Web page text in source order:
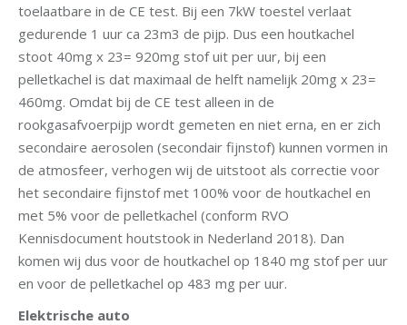
toelaatbare in de CE test. Bij een 7kW toestel verlaat
gedurende 1 uur ca 23m3 de pijp. Dus een houtkachel
stoot 40mg x 23= 920mg stof uit per uur, bij een
pelletkachel is dat maximaal de helft namelijk 20mg x 23=
460mg. Omdat bij de CE test alleen in de
rookgasafvoerpijp wordt gemeten en niet erna, en er zich
secondaire aerosolen (secondair fijnstof) kunnen vormen in
de atmosfeer, verhogen wij de uitstoot als correctie voor
het secondaire fijnstof met 100% voor de houtkachel en
met 5% voor de pelletkachel (conform RVO
Kennisdocument houtstook in Nederland 2018). Dan
komen wij dus voor de houtkachel op 1840 mg stof per uur
en voor de pelletkachel op 483 mg per uur.
Elektrische auto